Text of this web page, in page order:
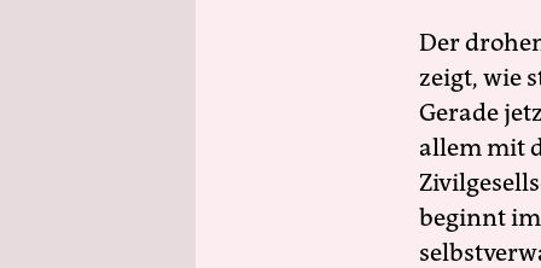
Der
zeigt, wie
Gerade
allem mit
beginnt